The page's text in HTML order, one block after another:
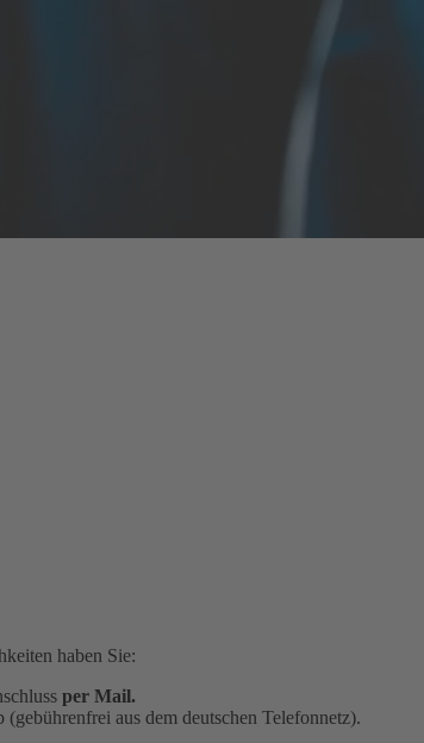
haben Sie:
per Mail.
(gebührenfrei aus dem deutschen Telefonnetz).